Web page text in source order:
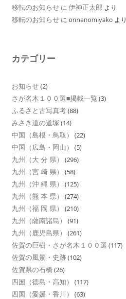
移転のお知らせ に 伊神正太郎 より
移転のお知らせ に onnanomiyako より
カテゴリー
お知らせ(2)
さが名木１００選■掲載一覧 (3)
ふるさと古写真考(88)
みさき道の道塚 (14)
中国（島根・鳥取） (22)
中国（広島・岡山） (5)
九州（大 分 県） (296)
九州（宮 崎 県） (58)
九州（沖 縄 県） (125)
九州（熊 本 県） (274)
九州（福 岡 県） (210)
九州（薩南諸島） (91)
九州（鹿児島県） (261)
佐賀の巨樹・さが名木１００選 (117)
佐賀の風景・史跡(102)
佐賀県の石橋 (26)
四国（徳島・高知） (117)
四国（愛媛・香川） (63)